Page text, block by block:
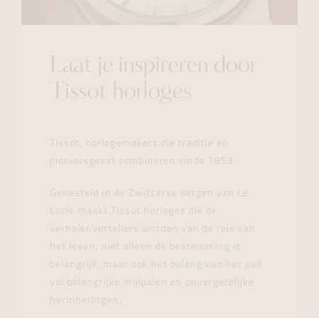
Laat je inspireren door
Tissot horloges
Tissot, horlogemakers die traditie en
pioniersgeest combineren sinds 1853.
Genesteld in de Zwitserse bergen van Le
Locle maakt Tissot horloges die de
verhalenvertellers worden van de reis van
het leven: niet alleen de bestemming is
belangrijk, maar ook het belang van het pad
vol belangrijke mijlpalen en onvergetelijke
herinneringen.